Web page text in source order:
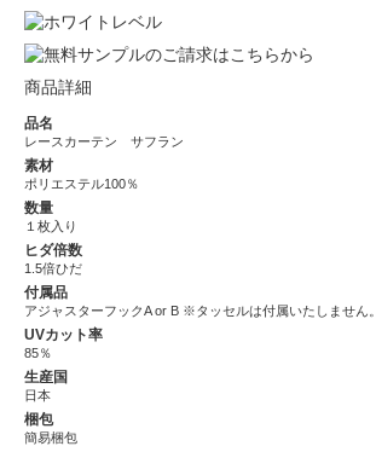
商品詳細
品名
レースカーテン サフラン
素材
ポリエステル100％
数量
１枚入り
ヒダ倍数
1.5倍ひだ
付属品
アジャスターフックA or B ※タッセルは付属いたしません。
UVカット率
85％
生産国
日本
梱包
簡易梱包